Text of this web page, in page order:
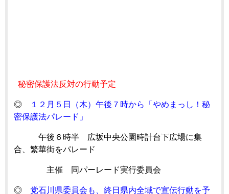
秘密保護法反対の行動予定
◎
１２月５日（木）午後７時から「やめまっし！秘
密保護法パレード」
午後６時半 広坂中央公園時計台下広場に集
合、繁華街をパレード
主催 同パーレード実行委員会
◎ 党石川県委員会も、終日県内全域で宣伝行動を予